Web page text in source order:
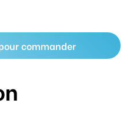
commander